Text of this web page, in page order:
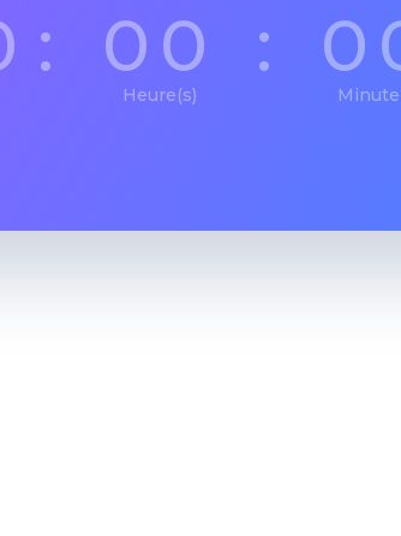
: 00
Heure(s)
: